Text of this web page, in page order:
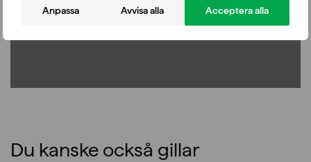
Anpassa Avvisa alla Acceptera alla
Du kanske också gillar